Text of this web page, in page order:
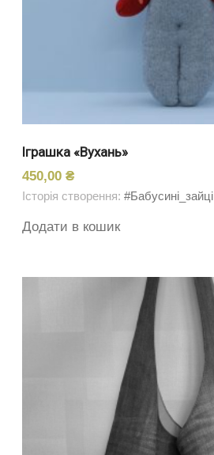
Іграшка «Вухань»
450,00₴
Історія створення: #Бабусині_зайці
Додати в кошик